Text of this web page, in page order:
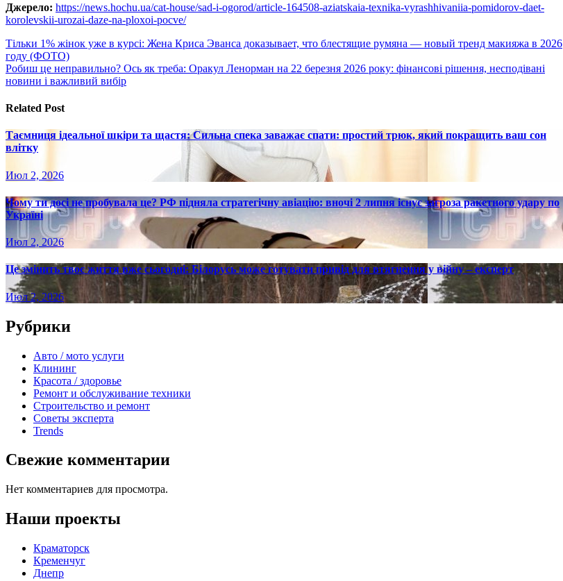
Джерело: https://news.hochu.ua/cat-house/sad-i-ogorod/article-164508-aziatskaia-texnika-vyrashhivaniia-pomidorov-daet-
korolevskii-urozai-daze-na-ploxoi-pocve/
Навигация
по
записям
Тільки 1% жінок уже в курсі: Жена Криса Эванса доказывает, что блестящие румяна — новый тренд макияжа в 2026
году (ФОТО)
Робиш це неправильно? Ось як треба: Оракул Ленорман на 22 березня 2026 року: фінансові рішення, несподівані
новини і важливий вибір
Related Post
Таємниця ідеальної шкіри та щастя: Сильна спека заважає спати: простий трюк, який покращить ваш сон
влітку
Июл 2, 2026
Чому ти досі не пробувала це? РФ підняла стратегічну авіацію: вночі 2 липня існує загроза ракетного удару по
Україні
Июл 2, 2026
Це змінить твоє життя вже сьогодні: Білорусь може готувати привід для втягнення у війну – експерт
Июл 2, 2026
Рубрики
Авто / мото услуги
Клининг
Красота / здоровье
Ремонт и обслуживание техники
Строительство и ремонт
Советы эксперта
Trends
Свежие комментарии
Нет комментариев для просмотра.
Наши проекты
Краматорск
Кременчуг
Днепр